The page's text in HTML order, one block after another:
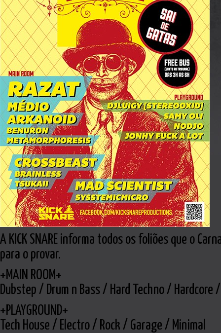
A KICK SNARE informa todos os foliões que o
para o provar.
+MAIN ROOM+
Dubstep / Drum n Bass / Hard Techno / Hardcore
+PLAYGROUND+
Tech House / Electro / Rock / Garage / Minimal